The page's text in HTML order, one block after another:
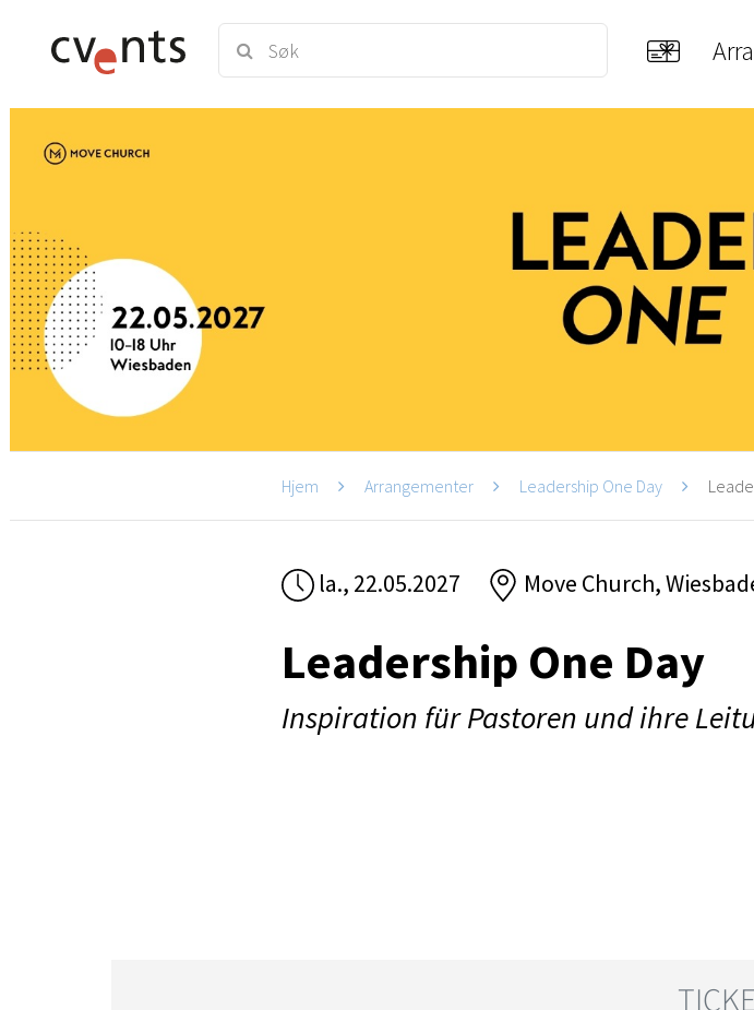
Hjem Arrangementer Leadership One Day
la., 22.05.2027 Move Church,
Leadership One Day
Inspiration für Pastoren und ihre